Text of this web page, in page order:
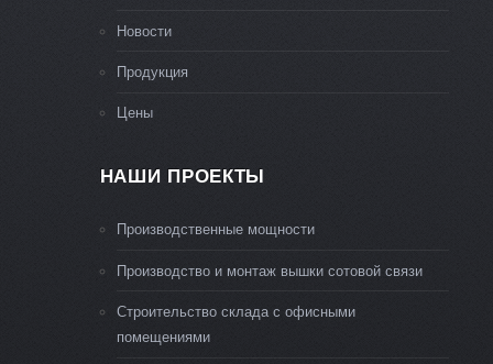
Новости
Продукция
Цены
НАШИ ПРОЕКТЫ
Производственные мощности
Производство и монтаж вышки сотовой связи
Строительство склада с офисными
помещениями